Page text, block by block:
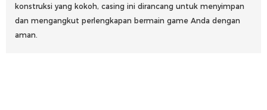
konstruksi yang kokoh, casing ini dirancang untuk menyimpan
dan mengangkut perlengkapan bermain game Anda dengan
aman.